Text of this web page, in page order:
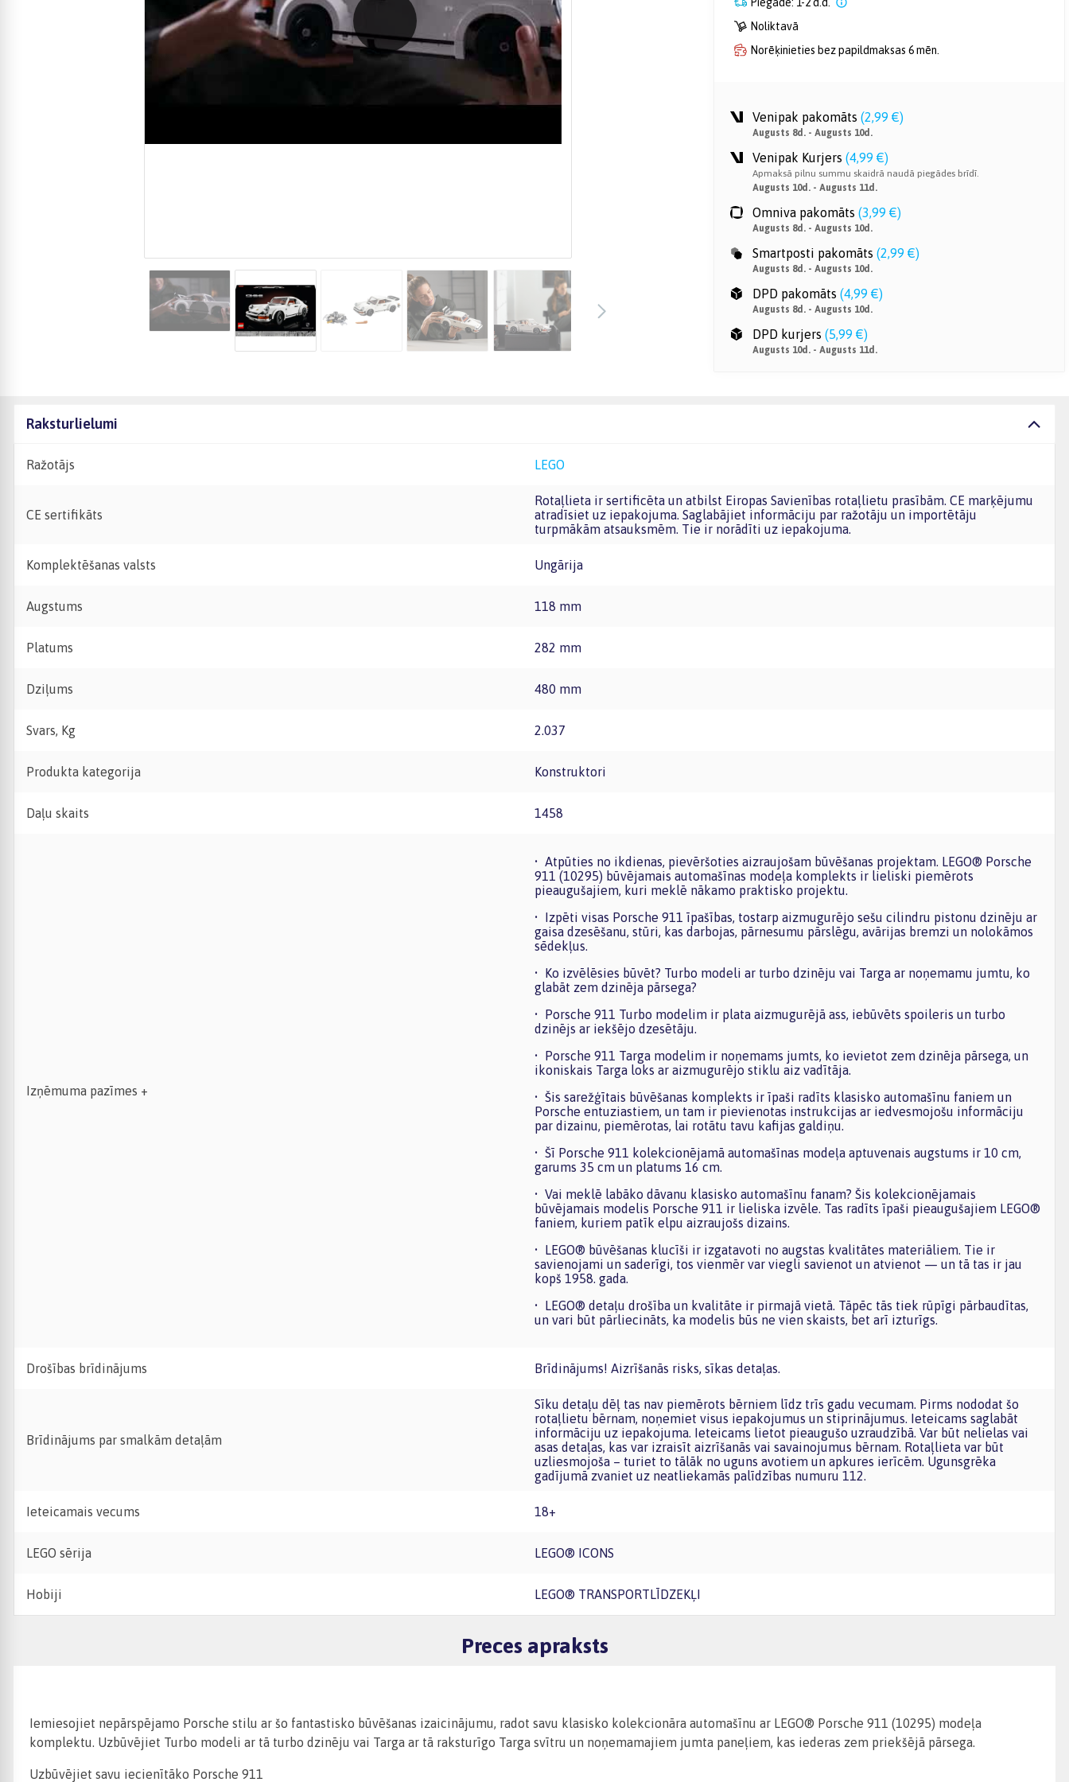
Noliktavā
Norēķinieties bez papildmaksas 6 mēn.
Venipak pakomāts (2,99 €)
Augusts 8d. - Augusts 10d.
Venipak Kurjers (4,99 €)
Apmaksā pilnu summu skaidrā naudā piegādes brīdī.
Augusts 10d. - Augusts 11d.
Omniva pakomāts (3,99 €)
Augusts 8d. - Augusts 10d.
Smartposti pakomāts (2,99 €)
Augusts 8d. - Augusts 10d.
DPD pakomāts (4,99 €)
Augusts 8d. - Augusts 10d.
DPD kurjers (5,99 €)
Augusts 10d. - Augusts 11d.
Raksturlielumi
Ražotājs LEGO
CE sertifikāts
Rotaļlieta ir sertificēta un atbilst Eiropas Savienības rotaļlietu prasībām. CE marķējumu
atradīsiet uz iepakojuma. Saglabājiet informāciju par ražotāju un importētāju
turpmākām atsauksmēm. Tie ir norādīti uz iepakojuma.
Komplektēšanas valsts Ungārija
Augstums 118 mm
Platums 282 mm
Dziļums 480 mm
Svars, Kg 2.037
Produkta kategorija Konstruktori
Daļu skaits 1458
Izņēmuma pazīmes +
• Atpūties no ikdienas, pievēršoties aizraujošam būvēšanas projektam. LEGO® Porsche
911 (10295) būvējamais automašīnas modeļa komplekts ir lieliski piemērots
pieaugušajiem, kuri meklē nākamo praktisko projektu.
• Izpēti visas Porsche 911 īpašības, tostarp aizmugurējo sešu cilindru pistonu dzinēju ar
gaisa dzesēšanu, stūri, kas darbojas, pārnesumu pārslēgu, avārijas bremzi un nolokāmos
sēdekļus.
• Ko izvēlēsies būvēt? Turbo modeli ar turbo dzinēju vai Targa ar noņemamu jumtu, ko
glabāt zem dzinēja pārsega?
• Porsche 911 Turbo modelim ir plata aizmugurējā ass, iebūvēts spoileris un turbo
dzinējs ar iekšējo dzesētāju.
• Porsche 911 Targa modelim ir noņemams jumts, ko ievietot zem dzinēja pārsega, un
ikoniskais Targa loks ar aizmugurējo stiklu aiz vadītāja.
• Šis sarežģītais būvēšanas komplekts ir īpaši radīts klasisko automašīnu faniem un
Porsche entuziastiem, un tam ir pievienotas instrukcijas ar iedvesmojošu informāciju
par dizainu, piemērotas, lai rotātu tavu kafijas galdiņu.
• Šī Porsche 911 kolekcionējamā automašīnas modeļa aptuvenais augstums ir 10 cm,
garums 35 cm un platums 16 cm.
• Vai meklē labāko dāvanu klasisko automašīnu fanam? Šis kolekcionējamais
būvējamais modelis Porsche 911 ir lieliska izvēle. Tas radīts īpaši pieaugušajiem LEGO®
faniem, kuriem patīk elpu aizraujošs dizains.
• LEGO® būvēšanas klucīši ir izgatavoti no augstas kvalitātes materiāliem. Tie ir
savienojami un saderīgi, tos vienmēr var viegli savienot un atvienot — un tā tas ir jau
kopš 1958. gada.
• LEGO® detaļu drošība un kvalitāte ir pirmajā vietā. Tāpēc tās tiek rūpīgi pārbaudītas,
un vari būt pārliecināts, ka modelis būs ne vien skaists, bet arī izturīgs.
Drošības brīdinājums Brīdinājums! Aizrīšanās risks, sīkas detaļas.
Brīdinājums par smalkām detaļām
Sīku detaļu dēļ tas nav piemērots bērniem līdz trīs gadu vecumam. Pirms nododat šo
rotaļlietu bērnam, noņemiet visus iepakojumus un stiprinājumus. Ieteicams saglabāt
informāciju uz iepakojuma. Ieteicams lietot pieaugušo uzraudzībā. Var būt nelielas vai
asas detaļas, kas var izraisīt aizrīšanās vai savainojumus bērnam. Rotaļlieta var būt
uzliesmojoša – turiet to tālāk no uguns avotiem un apkures ierīcēm. Ugunsgrēka
gadījumā zvaniet uz neatliekamās palīdzības numuru 112.
Ieteicamais vecums 18+
LEGO sērija LEGO® ICONS
Hobiji LEGO® TRANSPORTLĪDZEKĻI
Preces apraksts
Iemiesojiet nepārspējamo Porsche stilu ar šo fantastisko būvēšanas izaicinājumu, radot savu klasisko kolekcionāra automašīnu ar LEGO® Porsche 911 (10295) modeļa
komplektu. Uzbūvējiet Turbo modeli ar tā turbo dzinēju vai Targa ar tā raksturīgo Targa svītru un noņemamajiem jumta paneļiem, kas iederas zem priekšējā pārsega.
Uzbūvējiet savu iecienītāko Porsche 911